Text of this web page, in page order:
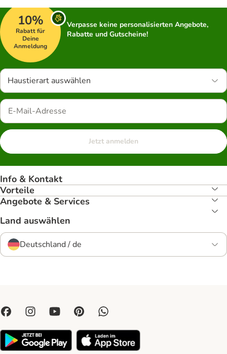
10%
Rabatt für
Deine
Anmeldung
Verpasse keine personalisierten Angebote,
Rabatte und Gutscheine!
Haustierart auswählen
Jetzt anmelden
Info & Kontakt
Vorteile
Angebote & Services
Land auswählen
Deutschland / de